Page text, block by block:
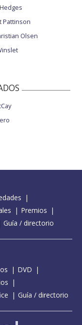
Pattinson
Olsen
Premios
Guía / directorio
DVD
Guía / directorio